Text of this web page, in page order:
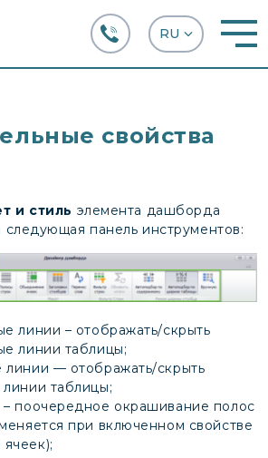
свойства
и стиль элемента дашборда
следующая панель инструментов:
линии – отображать/скрыть
линии таблицы;
линии — отображать/скрыть
таблицы;
поочередное окрашивание полос
при включенном свойстве